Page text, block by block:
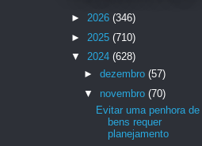
► 2026 (346)
► 2025 (710)
▼ 2024 (628)
► dezembro (57)
▼ novembro (70)
Evitar uma penhora de
bens requer
planejamento